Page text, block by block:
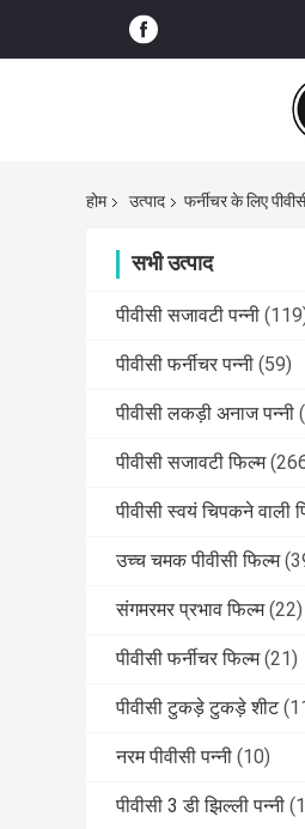
होम उत्पाद फर्नीचर के लिए
सभी उत्पाद
पीवीसी सजावटी पन्नी
पीवीसी फर्नीचर पन्नी (59)
पीवीसी लकड़ी अनाज पन्नी
पीवीसी सजावटी फिल्म
पीवीसी स्वयं चिपकने वाली
उच्च चमक पीवीसी फिल्म
संगमरमर प्रभाव फिल्म (22)
पीवीसी फर्नीचर फिल्म (21)
पीवीसी टुकड़े टुकड़े शीट
नरम पीवीसी पन्नी (10)
पीवीसी 3 डी झिल्ली पन्नी